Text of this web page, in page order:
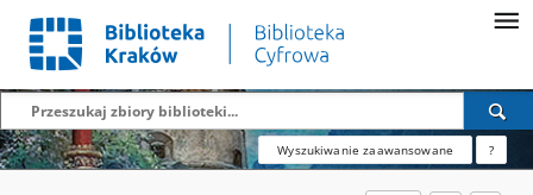
Wyszukiwanie zaawansowane ?